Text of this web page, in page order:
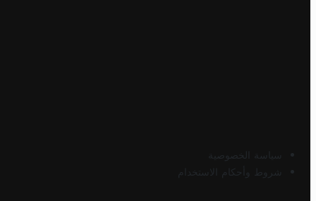
سياسة الخصوصية
شروط وأحكام الاستخدام